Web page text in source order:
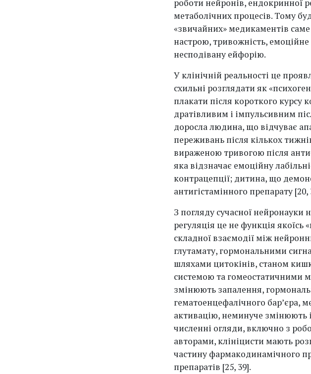
роботи нейронів, ендокринної
метаболічних процесів. Тому
«звичайних» медикаментів
настрою, тривожність,
несподівану ейфорію.
У клінічній реальності це
схильні розглядати як
плакати після короткого курсу
дратівливим і імпульсивним
доросла людина, що відчуває
переживань після кількох
вираженою тривогою після
яка відзначає емоційну
контрацепції; дитина, що
антигістамінного препарату [20,
З погляду сучасної
регуляція це не функція якоїсь
складної взаємодії між
глутамату, гормональними
шляхами цитокінів, станом
системою та гомеостатичними
змінюють запалення,
гематоенцефалічного бар’єра,
активацію, неминуче змінюють
численні огляди, включно з
авторами, клініцисти мають
частину фармакодинамічного
препаратів [25, 39].